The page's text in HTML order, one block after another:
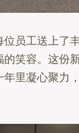
工送上了丰
笑容。这份
里凝心聚力